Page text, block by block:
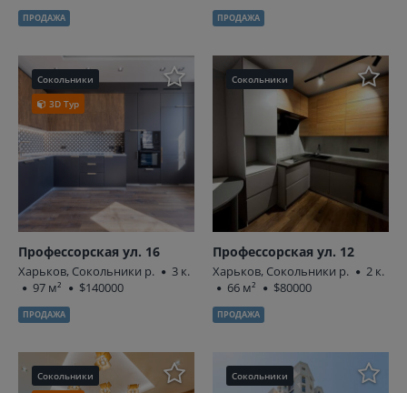
ПРОДАЖА ПРОДАЖА
Сокольники
3D Тур
Профессорская ул. 16
Харьков, Сокольники р.
3 к.
97 м²
$140000
ПРОДАЖА
Сокольники
Профессорская ул. 12
Харьков, Сокольники р.
2 к.
66 м²
$80000
ПРОДАЖА
Сокольники
Сокольники